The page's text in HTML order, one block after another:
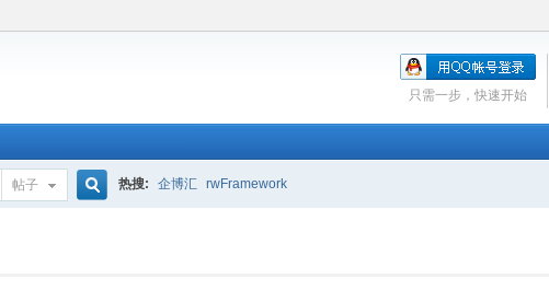
只需一步，快速开始
帖子 热搜: 企博汇 rwFramework